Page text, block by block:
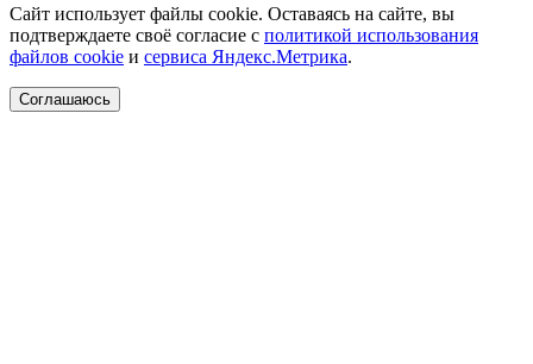
Сайт использует файлы cookie. Оставаясь на сайте, вы
подтверждаете своё согласие с политикой использования
файлов cookie и сервиса Яндекс.Метрика.
Соглашаюсь